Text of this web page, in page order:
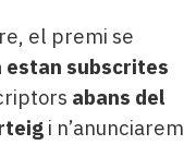
el premi se
estan subscrites
abans del
i n’anunciarem